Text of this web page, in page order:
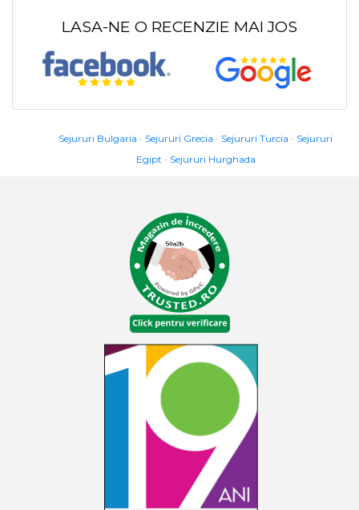
LASA-NE O RECENZIE MAI JOS
Sejururi Bulgaria Sejururi Grecia Sejururi Turcia
Sejururi
Egipt
Sejururi Hurghada